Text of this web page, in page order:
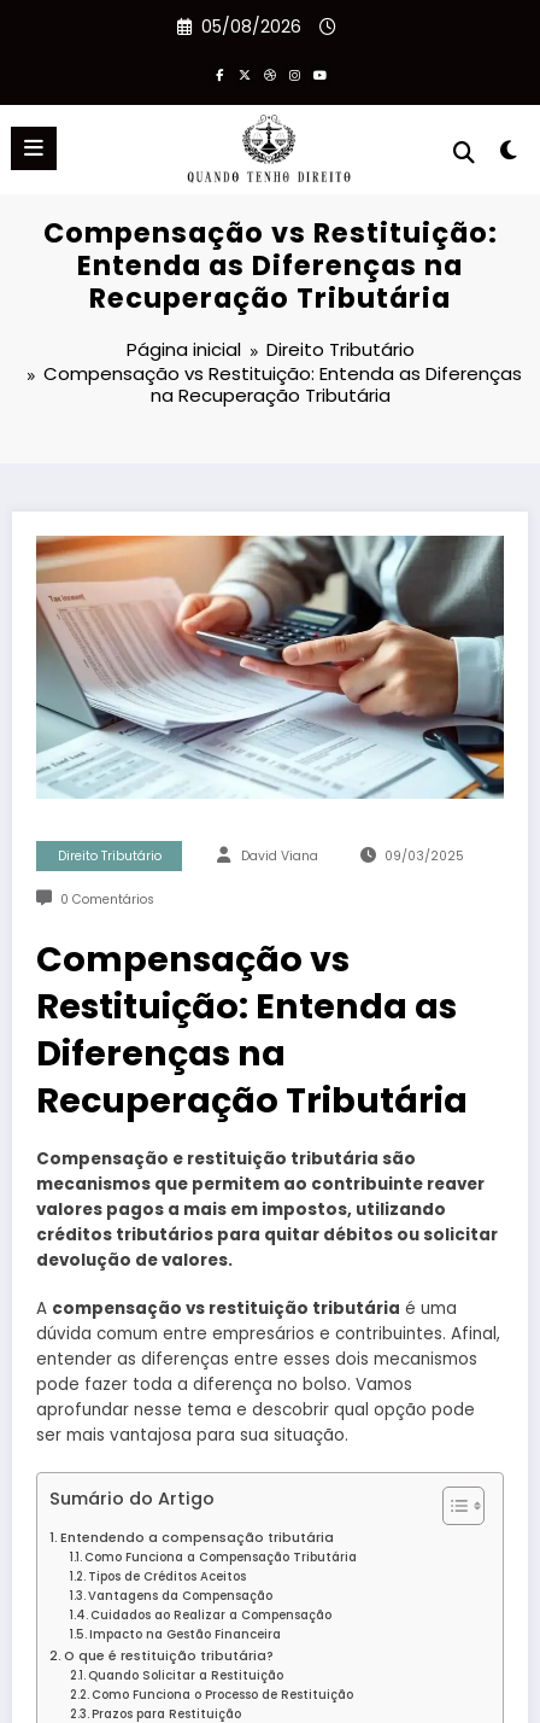
05/08/2026
Compensação vs Restituição:
Entenda as Diferenças na
Recuperação Tributária
Página inicial
Direito Tributário
Compensação vs Restituição: Entenda as Diferenças
na Recuperação Tributária
Direito Tributário David Viana 09/03/2025
0 Comentários
Compensação vs
Restituição: Entenda as
Diferenças na
Recuperação Tributária
Compensação e restituição tributária são
mecanismos que permitem ao contribuinte reaver
valores pagos a mais em impostos, utilizando
créditos tributários para quitar débitos ou solicitar
devolução de valores.
A compensação vs restituição tributária é uma
dúvida comum entre empresários e contribuintes. Afinal,
entender as diferenças entre esses dois mecanismos
pode fazer toda a diferença no bolso. Vamos
aprofundar nesse tema e descobrir qual opção pode
ser mais vantajosa para sua situação.
Sumário do Artigo
Entendendo a compensação tributária
Como Funciona a Compensação Tributária
Tipos de Créditos Aceitos
Vantagens da Compensação
Cuidados ao Realizar a Compensação
Impacto na Gestão Financeira
O que é restituição tributária?
Quando Solicitar a Restituição
Como Funciona o Processo de Restituição
Prazos para Restituição